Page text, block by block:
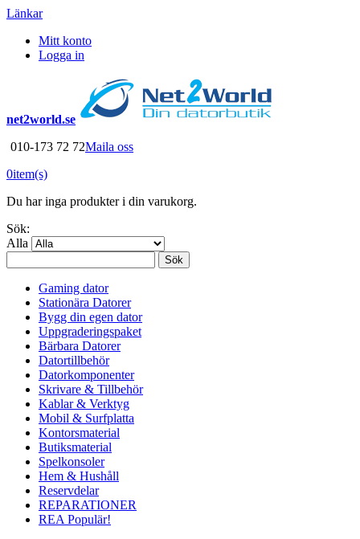
Länkar
Mitt konto
Logga in
net2world.se
010-173 72 72Maila oss
0item(s)
Du har inga produkter i din varukorg.
Sök:
Alla
Sök
Gaming dator
Stationära Datorer
Bygg din egen dator
Uppgraderingspaket
Bärbara Datorer
Datortillbehör
Datorkomponenter
Skrivare & Tillbehör
Kablar & Verktyg
Mobil & Surfplatta
Kontorsmaterial
Butiksmaterial
Spelkonsoler
Hem & Hushåll
Reservdelar
REPARATIONER
REA Populär!